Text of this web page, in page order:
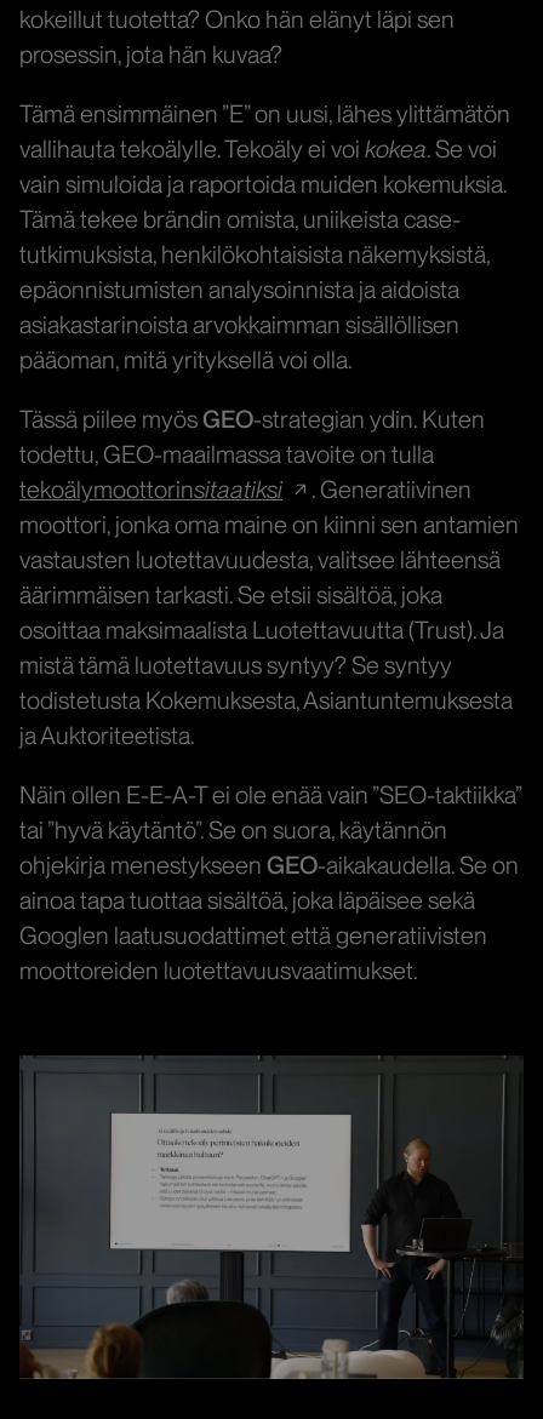
kokeillut tuotetta? Onko hän elänyt läpi sen
prosessin, jota hän kuvaa?
Tämä ensimmäinen ”E” on uusi, lähes ylittämätön
vallihauta tekoälylle. Tekoäly ei voi kokea. Se voi
vain simuloida ja raportoida muiden kokemuksia.
Tämä tekee brändin omista, uniikeista case-
tutkimuksista, henkilökohtaisista näkemyksistä,
epäonnistumisten analysoinnista ja aidoista
asiakastarinoista arvokkaimman sisällöllisen
pääoman, mitä yrityksellä voi olla.
Tässä piilee myösGEO-strategian ydin. Kuten
todettu, GEO-maailmassa tavoite on tulla
tekoälymoottorinsitaatiksi
. Generatiivinen
moottori, jonka oma maine on kiinni sen antamien
vastausten luotettavuudesta, valitsee lähteensä
äärimmäisen tarkasti. Se etsii sisältöä, joka
osoittaa maksimaalista Luotettavuutta (Trust). Ja
mistä tämä luotettavuus syntyy? Se syntyy
todistetusta Kokemuksesta, Asiantuntemuksesta
ja Auktoriteetista.
Näin ollen E-E-A-T ei ole enää vain ”SEO-taktiikka”
tai ”hyvä käytäntö”. Se on suora, käytännön
ohjekirja menestykseen GEO-aikakaudella. Se on
ainoa tapa tuottaa sisältöä, joka läpäisee sekä
Googlen laatusuodattimet että generatiivisten
moottoreiden luotettavuusvaatimukset.